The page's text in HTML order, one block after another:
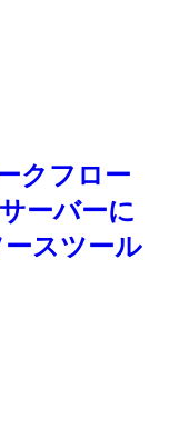
クフロー
ーバーに
スツール